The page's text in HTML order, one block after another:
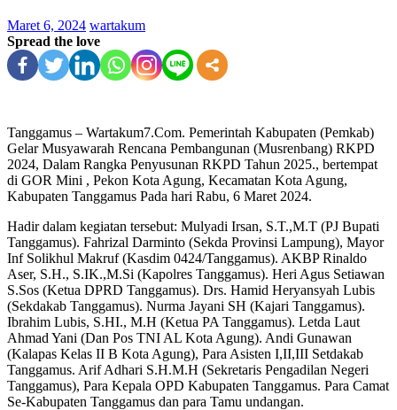
Maret 6, 2024 wartakum
Spread the love
Tanggamus – Wartakum7.Com. Pemerintah Kabupaten (Pemkab)
Gelar Musyawarah Rencana Pembangunan (Musrenbang) RKPD
2024, Dalam Rangka Penyusunan RKPD Tahun 2025., bertempat
di GOR Mini , Pekon Kota Agung, Kecamatan Kota Agung,
Kabupaten Tanggamus Pada hari Rabu, 6 Maret 2024.
Hadir dalam kegiatan tersebut: Mulyadi Irsan, S.T.,M.T (PJ Bupati
Tanggamus). Fahrizal Darminto (Sekda Provinsi Lampung), Mayor
Inf Solikhul Makruf (Kasdim 0424/Tanggamus). AKBP Rinaldo
Aser, S.H., S.IK.,M.Si (Kapolres Tanggamus). Heri Agus Setiawan
S.Sos (Ketua DPRD Tanggamus). Drs. Hamid Heryansyah Lubis
(Sekdakab Tanggamus). Nurma Jayani SH (Kajari Tanggamus).
Ibrahim Lubis, S.HI., M.H (Ketua PA Tanggamus). Letda Laut
Ahmad Yani (Dan Pos TNI AL Kota Agung). Andi Gunawan
(Kalapas Kelas II B Kota Agung), Para Asisten I,II,III Setdakab
Tanggamus. Arif Adhari S.H.M.H (Sekretaris Pengadilan Negeri
Tanggamus), Para Kepala OPD Kabupaten Tanggamus. Para Camat
Se-Kabupaten Tanggamus dan para Tamu undangan.